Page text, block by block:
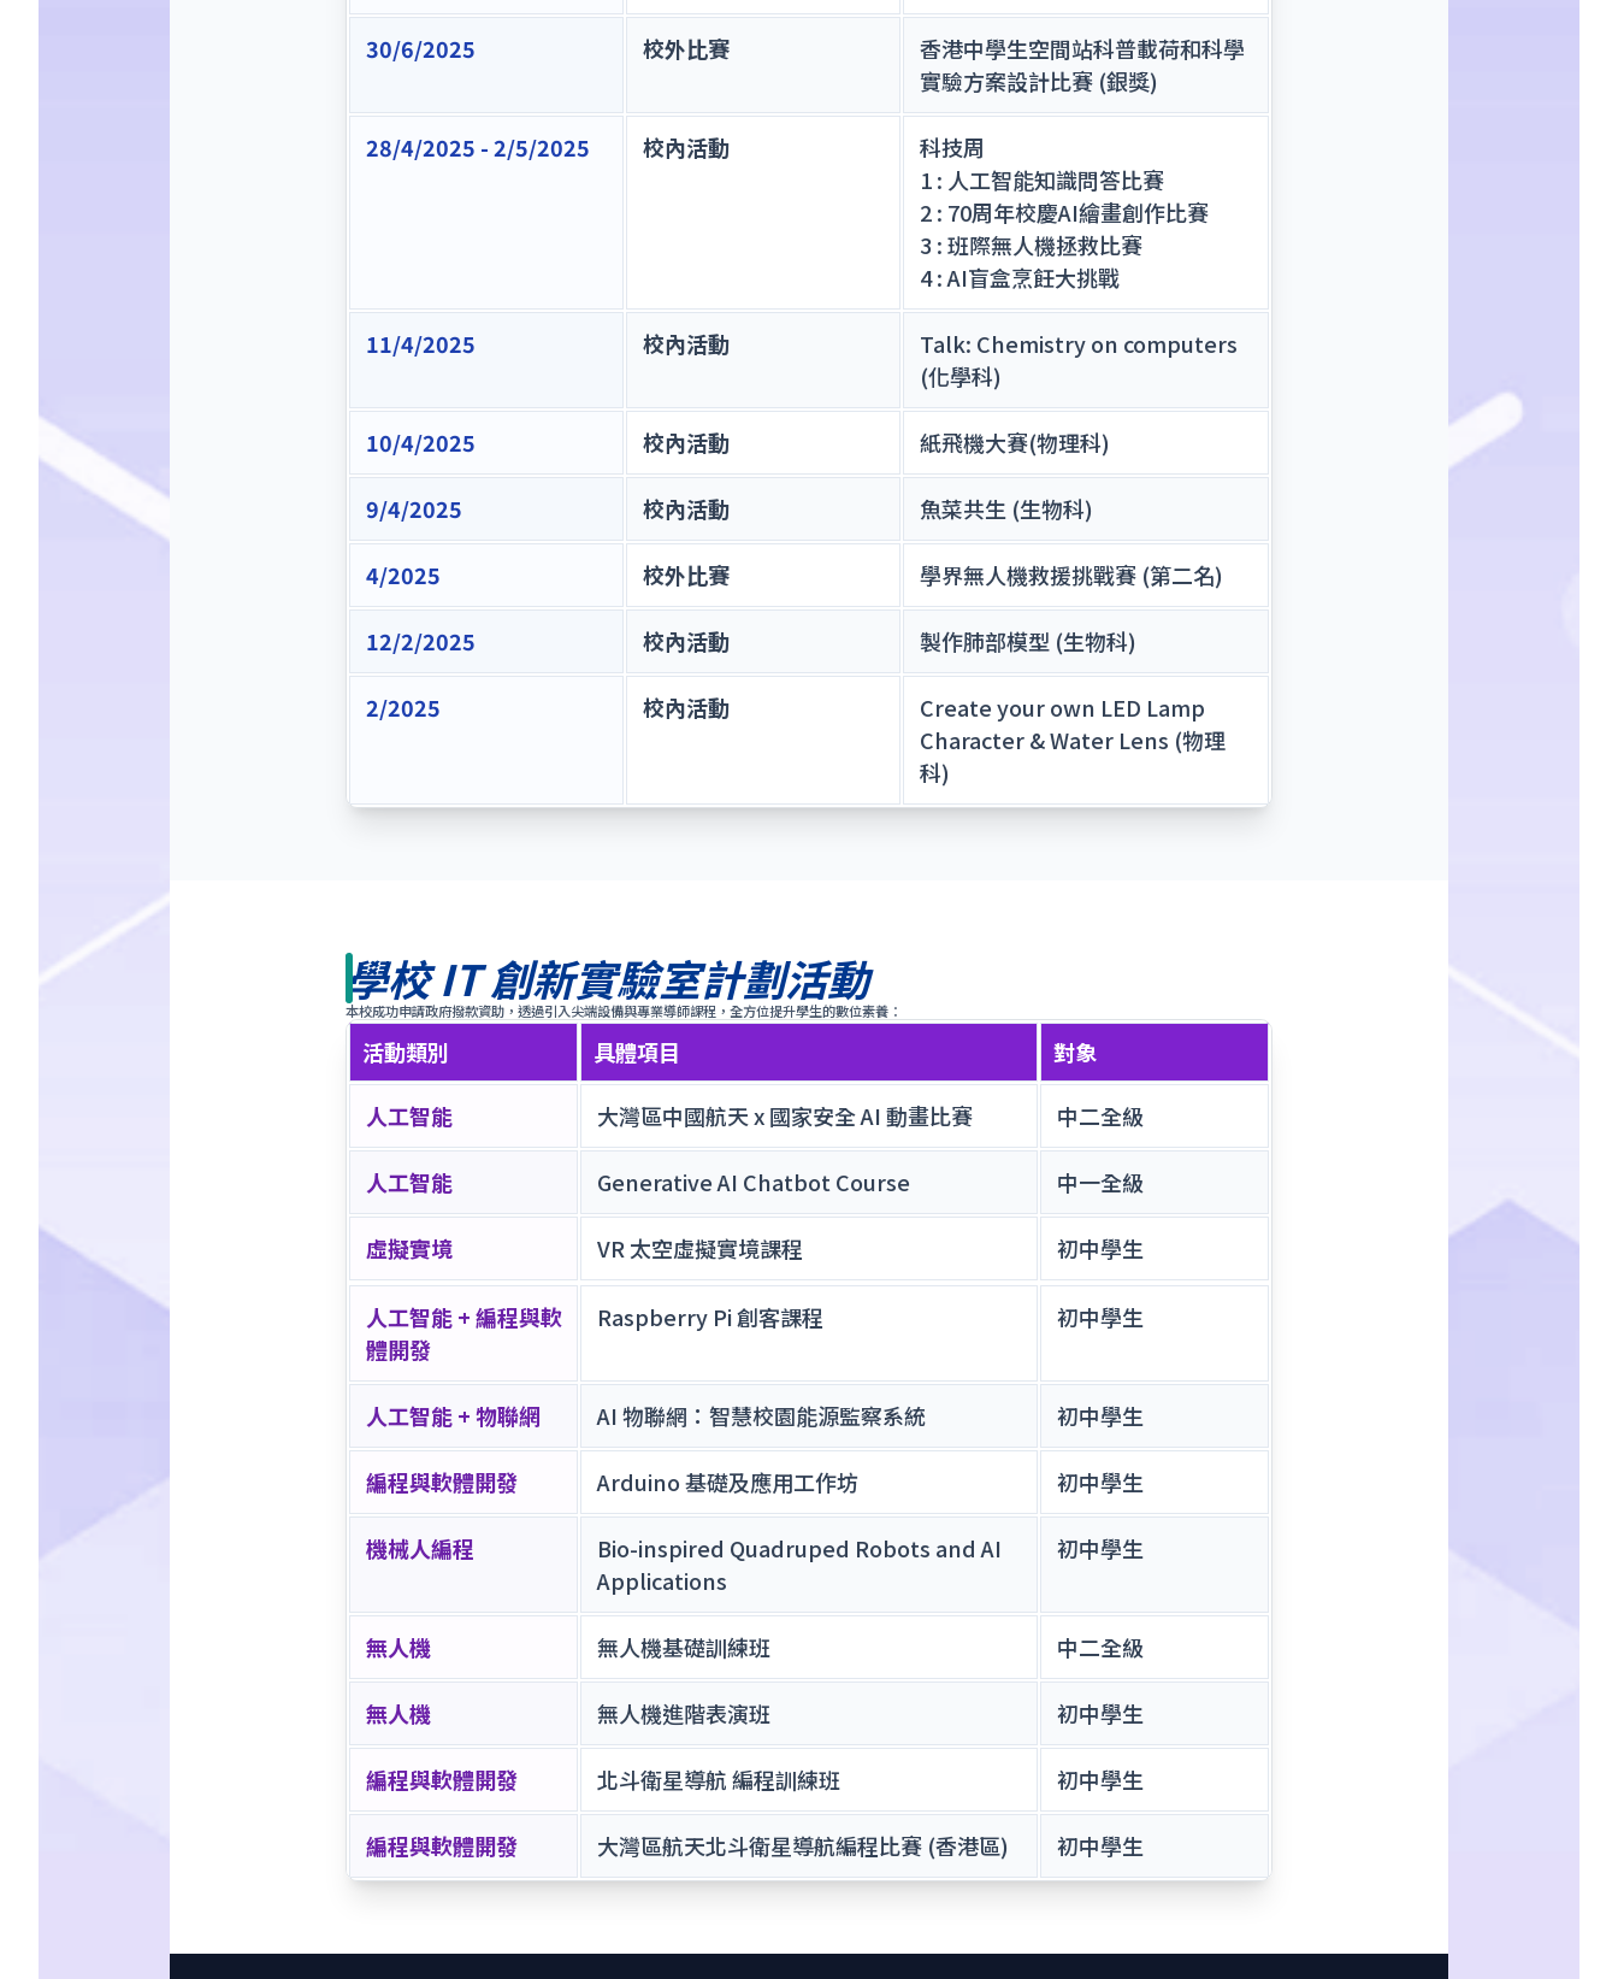
30/6/2025 校外比賽
香港中學生空間站科普載荷和科學
實驗方案設計比賽 (銀獎)
28/4/2025 - 2/5/2025 校內活動
科技周
1 : 人工智能知識問答比賽
2 : 70周年校慶AI繪畫創作比賽
3 : 班際無人機拯救比賽
4 : AI盲盒烹飪大挑戰
11/4/2025 校內活動
Talk: Chemistry on computers
(化學科)
10/4/2025 校內活動 紙飛機大賽(物理科)
9/4/2025 校內活動 魚菜共生 (生物科)
4/2025 校外比賽 學界無人機救援挑戰賽 (第二名)
12/2/2025 校內活動 製作肺部模型 (生物科)
2/2025 校內活動
Create your own LED Lamp
Character & Water Lens (物理
科)
學校 IT 創新實驗室計劃活動
本校成功申請政府撥款資助，透過引入尖端設備與專業導師課程，全方位提升學生的數位素養：
活動類別 具體項目 對象
人工智能 大灣區中國航天 x 國家安全 AI 動畫比賽 中二全級
人工智能 Generative AI Chatbot Course 中一全級
虛擬實境 VR 太空虛擬實境課程 初中學生
人工智能 + 編程與軟
體開發
Raspberry Pi 創客課程 初中學生
人工智能 + 物聯網 AI 物聯網：智慧校園能源監察系統 初中學生
編程與軟體開發 Arduino 基礎及應用工作坊 初中學生
機械人編程
Bio-inspired Quadruped Robots and AI
Applications
初中學生
無人機 無人機基礎訓練班 中二全級
無人機 無人機進階表演班 初中學生
編程與軟體開發 北斗衛星導航 編程訓練班 初中學生
編程與軟體開發 大灣區航天北斗衛星導航編程比賽 (香港區) 初中學生